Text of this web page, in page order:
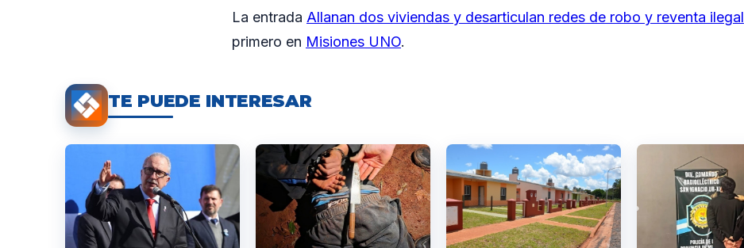
La entrada Allanan dos viviendas y desarticulan redes de robo y reventa ilegal
primero en Misiones UNO.
TE PUEDE INTERESAR